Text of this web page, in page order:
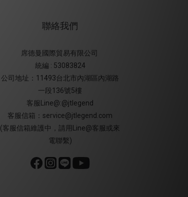
聯絡我們
席德曼國際貿易有限公司
統編 : 53083824
公司地址：11493台北市內湖區內湖路
一段136號5樓
客服Line@:@jtlegend
客服信箱：service@jtlegend.com
(客服信箱維護中，請用Line@客服或來
電聯繫)